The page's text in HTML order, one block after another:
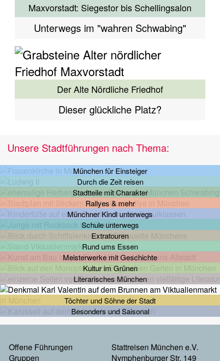
Maxvorstadt: Siegestor bis Schellingsalon
Unterwegs im "wahren Schwabing"
Der Alte Nördliche Friedhof
Dieser glückliche Platz?
Unsere Stadtführungen nach Thema:
München für Einsteiger
Durch die Zeit reisen
Stadtteile mit Charakter
Rallyes & mehr
Münchner Kindl unterwegs
Schule unterwegs
Extratouren
Rund ums Essen
Meisterwerke mit Geschichte
Kultur im Grünen
Literarisches München
Töchter und Söhne der Stadt
Besonders und Saisonal
Footermenu
Offene Führungen
Gruppen
Stattreisen München e.V.
Nymphenburger Str. 149